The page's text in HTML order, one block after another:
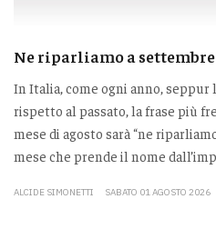
Ne riparliamo a
In Italia, come ogni anno,
rispetto al passato, la frase più
mese di agosto sarà “ne
mese che prende il nome
ALCIDE SIMONETTI SABATO 01 AGOSTO 2026